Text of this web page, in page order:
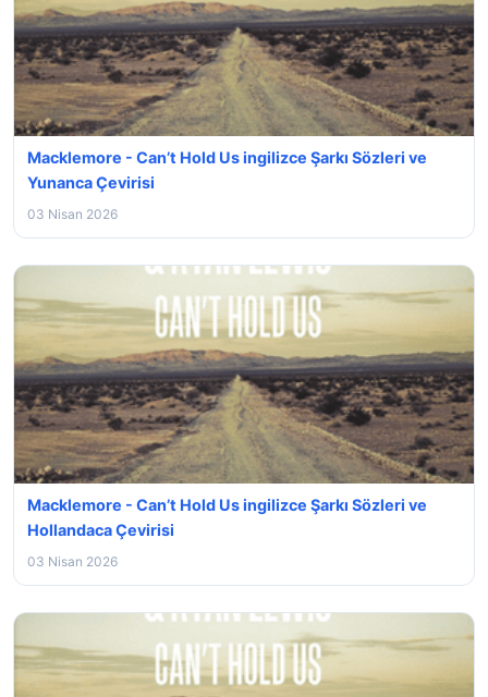
Macklemore - Can’t Hold Us ingilizce Şarkı Sözleri ve
Yunanca Çevirisi
03 Nisan 2026
Macklemore - Can’t Hold Us ingilizce Şarkı Sözleri ve
Hollandaca Çevirisi
03 Nisan 2026